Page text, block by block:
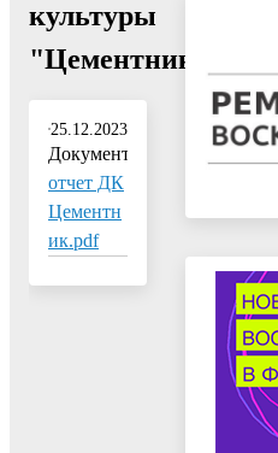
культуры
"Цементник"
25.12.2023
Документ:
отчет ДК
Цементн
ик.pdf